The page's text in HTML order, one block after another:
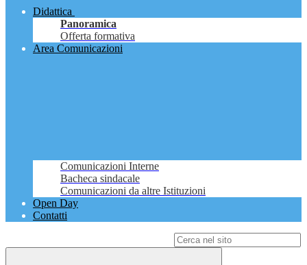
Didattica
Panoramica
Offerta formativa
Area Comunicazioni
Comunicazioni Interne
Bacheca sindacale
Comunicazioni da altre Istituzioni
Open Day
Contatti